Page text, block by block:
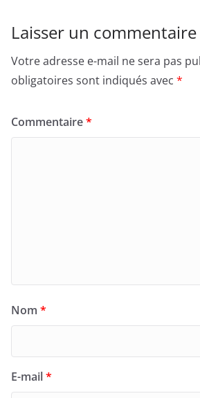
Laisser un commentaire
Votre adresse e-mail ne sera pas
obligatoires sont indiqués avec *
Commentaire*
Nom *
E-mail*